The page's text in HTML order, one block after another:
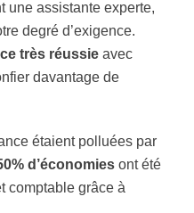
une assistante experte,
degré d’exigence.
très réussie avec
davantage de
étaient polluées par
d’économies ont été
comptable grâce à